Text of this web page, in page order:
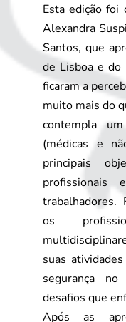
Esta edição foi
Alexandra
Santos, que
de Lisboa e do
ficaram a
muito mais do
contempla
(médicas e
principais
profissionais
trabalhadores.
os
suas
segurança
desafios que
Após as